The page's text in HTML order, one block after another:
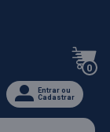
0
Entrar ou
Cadastrar